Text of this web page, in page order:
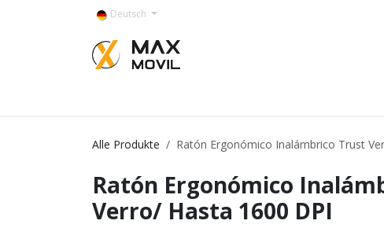
Zum Inhalt springen Deutsch
Alle Produkte Ratón Ergonómico Inalámbrico Trust
Ratón Ergonómico
Verro/ Hasta 1600 DPI